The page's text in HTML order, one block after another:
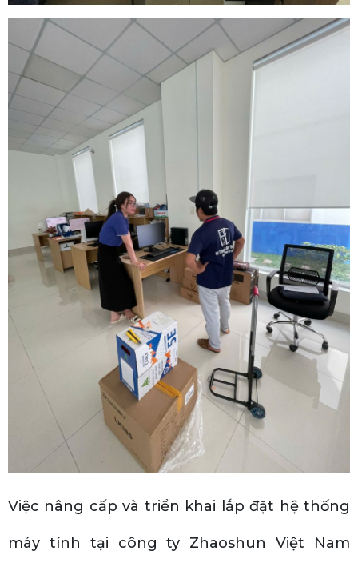
Việc nâng cấp và triển khai lắp đặt hệ thống
máy tính tại công ty Zhaoshun Việt Nam